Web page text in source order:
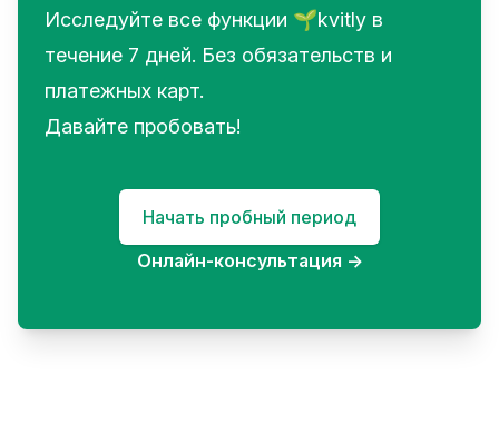
Исследуйте все функции 🌱kvitly в
течение 7 дней. Без обязательств и
платежных карт.
Давайте пробовать!
Начать пробный период
Онлайн-консультация →